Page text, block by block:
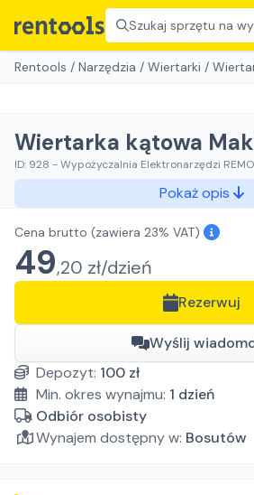
Szukaj sprzętu na
Rentools / Narzędzia / Wiertarki /
Wiertarka kątowa
ID: 928 -Wypożyczalnia Elektronarzędzi
Pokaż opis
Cena brutto (zawiera 23% VAT)
49,20 zł/dzień
Rezerwuj
Wyślij
Depozyt: 100 zł
Min. okres wynajmu: 1 dzień
Odbiór osobisty
Wynajem dostępny w: Bosutów